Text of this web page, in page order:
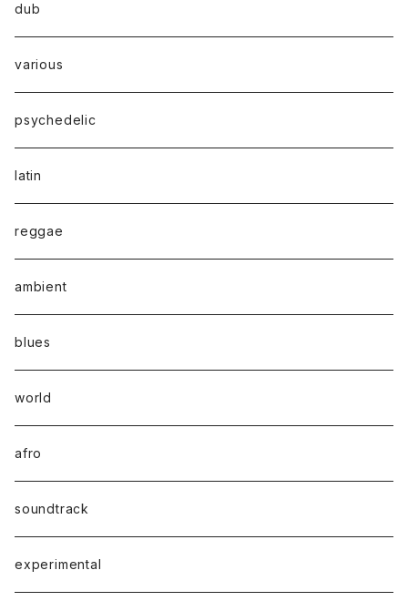
dub
various
psychedelic
latin
reggae
ambient
blues
world
afro
soundtrack
experimental